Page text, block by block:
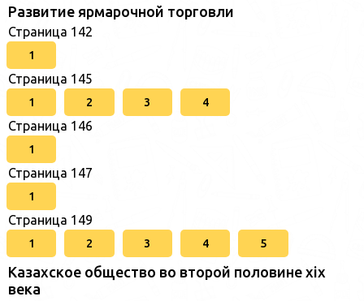
Развитие ярмарочной торговли
Страница 142
1
Страница 145
1 2 3 4
Страница 146
1
Страница 147
1
Страница 149
1 2 3 4 5
Казахское общество во второй половине хіх
века